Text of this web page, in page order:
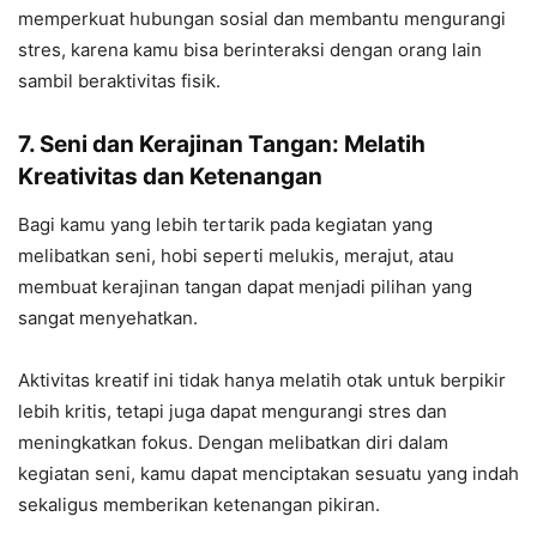
memperkuat hubungan sosial dan membantu mengurangi
stres, karena kamu bisa berinteraksi dengan orang lain
sambil beraktivitas fisik.
7. Seni dan Kerajinan Tangan: Melatih
Kreativitas dan Ketenangan
Bagi kamu yang lebih tertarik pada kegiatan yang
melibatkan seni, hobi seperti melukis, merajut, atau
membuat kerajinan tangan dapat menjadi pilihan yang
sangat menyehatkan.
Aktivitas kreatif ini tidak hanya melatih otak untuk berpikir
lebih kritis, tetapi juga dapat mengurangi stres dan
meningkatkan fokus. Dengan melibatkan diri dalam
kegiatan seni, kamu dapat menciptakan sesuatu yang indah
sekaligus memberikan ketenangan pikiran.